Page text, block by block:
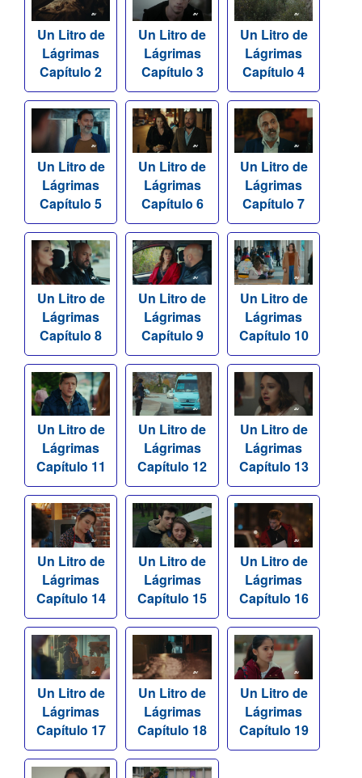
Un Litro de
Lágrimas
Capítulo 2
Un Litro de
Lágrimas
Capítulo 3
Un Litro de
Lágrimas
Capítulo 4
Un Litro de
Lágrimas
Capítulo 5
Un Litro de
Lágrimas
Capítulo 6
Un Litro de
Lágrimas
Capítulo 7
Un Litro de
Lágrimas
Capítulo 8
Un Litro de
Lágrimas
Capítulo 9
Un Litro de
Lágrimas
Capítulo 10
Un Litro de
Lágrimas
Capítulo 11
Un Litro de
Lágrimas
Capítulo 12
Un Litro de
Lágrimas
Capítulo 13
Un Litro de
Lágrimas
Capítulo 14
Un Litro de
Lágrimas
Capítulo 15
Un Litro de
Lágrimas
Capítulo 16
Un Litro de
Lágrimas
Capítulo 17
Un Litro de
Lágrimas
Capítulo 18
Un Litro de
Lágrimas
Capítulo 19